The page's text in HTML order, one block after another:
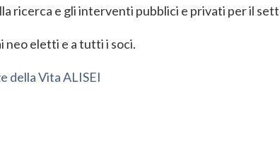
ricerca e gli interventi pubblici e privati per il
neo eletti e a tutti i soci.
della Vita ALISEI